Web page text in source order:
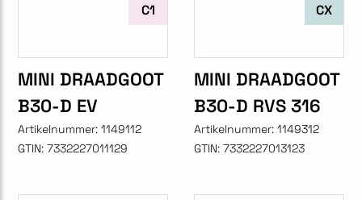
C1
MINI DRAADGOOT
B30-D EV
Artikelnummer: 1149112
GTIN: 7332227011129
CX
MINI DRAADGOOT
B30-D RVS 316
Artikelnummer: 1149312
GTIN: 7332227013123